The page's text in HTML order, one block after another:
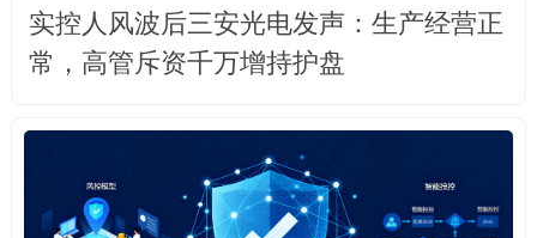
实控人风波后三安光电发声：生产经营正
常，高管斥资千万增持护盘